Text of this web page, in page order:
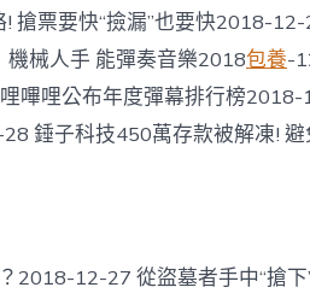
票要快“撿漏”也要快2018-12-
械人手 能彈奏音樂2018包養-
嗶哩公布年度彈幕排行榜
錘子科技450萬存款被解凍! 避
2018-12-27 從盜墓者手中“搶下